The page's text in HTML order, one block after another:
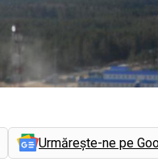
Urmărește-ne pe